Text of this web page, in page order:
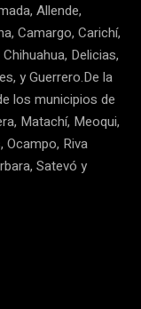
Allende,
Camargo, Carichí,
Delicias,
y Guerrero.De la
los municipios de
Matachí, Meoqui,
Ocampo, Riva
Satevó y